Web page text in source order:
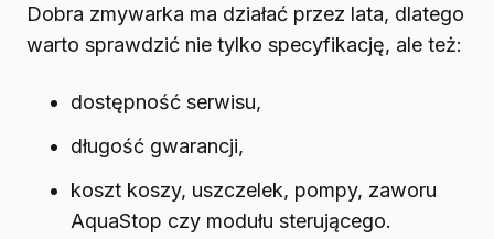
Dobra zmywarka ma działać przez lata, dlatego
warto sprawdzić nie tylko specyfikację, ale też:
dostępność serwisu,
długość gwarancji,
koszt koszy, uszczelek, pompy, zaworu
AquaStop czy modułu sterującego.